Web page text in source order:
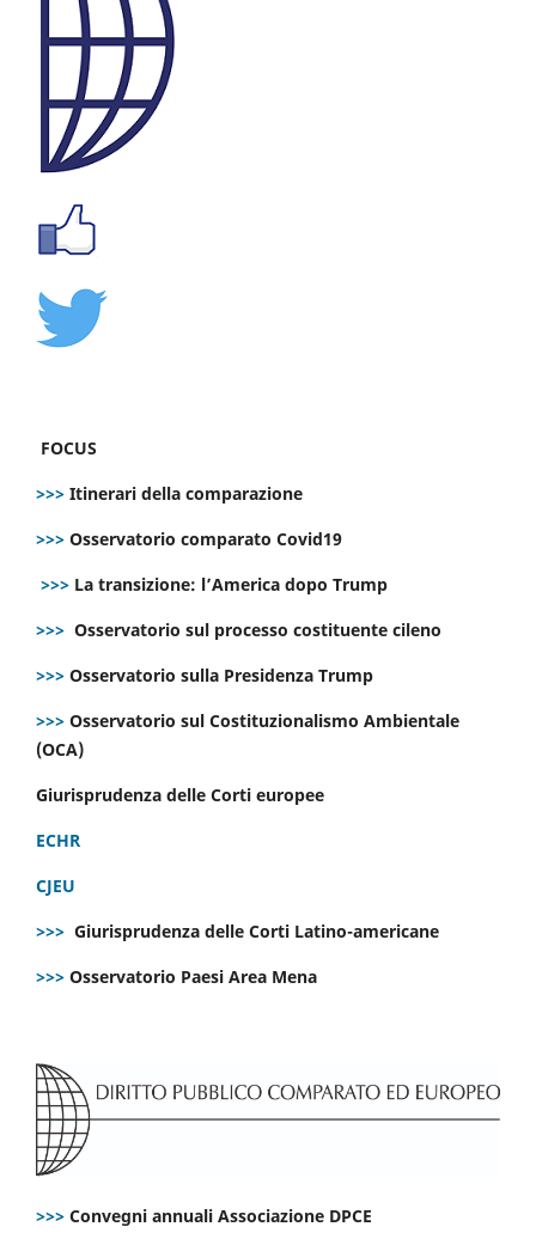
FOCUS
>>> Itinerari della comparazione
>>> Osservatorio comparato Covid19
>>> La transizione: l’America dopo Trump
>>> Osservatorio sul processo costituente cileno
>>> Osservatorio sulla Presidenza Trump
>>> Osservatorio sul Costituzionalismo Ambientale
(OCA)
Giurisprudenza delle Corti europee
ECHR
CJEU
>>> Giurisprudenza delle Corti Latino-americane
>>> Osservatorio Paesi Area Mena
>>> Convegni annuali Associazione DPCE